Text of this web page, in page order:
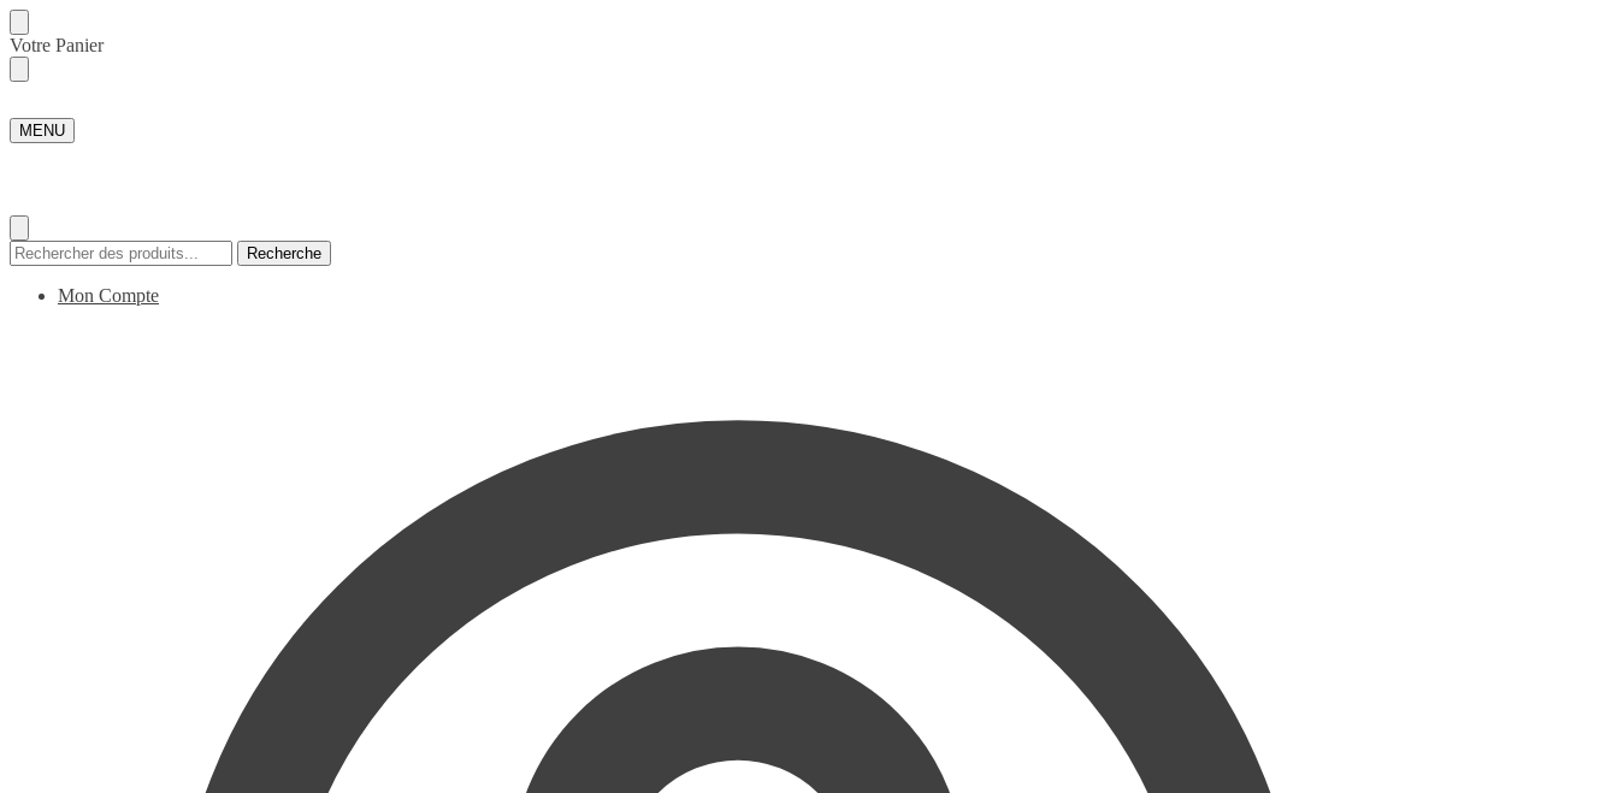
Skip
to
navigation
Skip
to
content
Votre Panier
MENU
Recherche
pour :
Recherche
Mon Compte